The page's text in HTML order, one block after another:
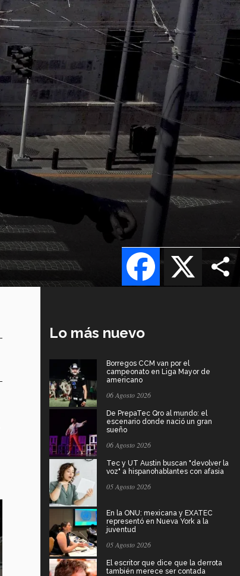
X
Facebook
Lo más nuevo
Borregos CCM van por el
campeonato en Liga Mayor de
americano
06 Agosto 2026
De PrepaTec Qro al mundo: el
escenario donde nació un gran
sueño
06 Agosto 2026
Tec y UT Austin buscan "devolver la
voz" a hispanohablantes con afasia
05 Agosto 2026
En la ONU: mexicana y EXATEC
representó en Nueva York a la
juventud
05 Agosto 2026
El escritor que dice que la derrota
también merece ser contada